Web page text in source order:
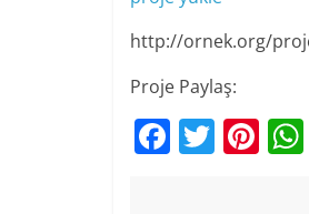
http://ornek.org/
Proje Paylaş:
F T Pi